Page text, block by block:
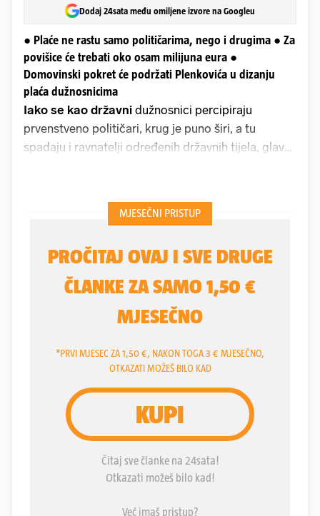
Dodaj 24sata među omiljene izvore na Googleu
● Plaće ne rastu samo političarima, nego i drugima ● Za
povišice će trebati oko osam milijuna eura ●
Domovinski pokret će podržati Plenkovića u dizanju
plaća dužnosnicima
Iako se kao državni dužnosnici percipiraju
prvenstveno političari, krug je puno širi, a tu
spadaju i ravnatelji određenih državnih tijela, glavni
predstojnici, tajnici, pa čak i zamjenici tajnika. Svi
oni će biti obuhvaćeni velikim povećanjem plaće
tinjak ljudi će trebati više od osam milijuna eura
godišnje kako bi se pokrile posljednje povišice.